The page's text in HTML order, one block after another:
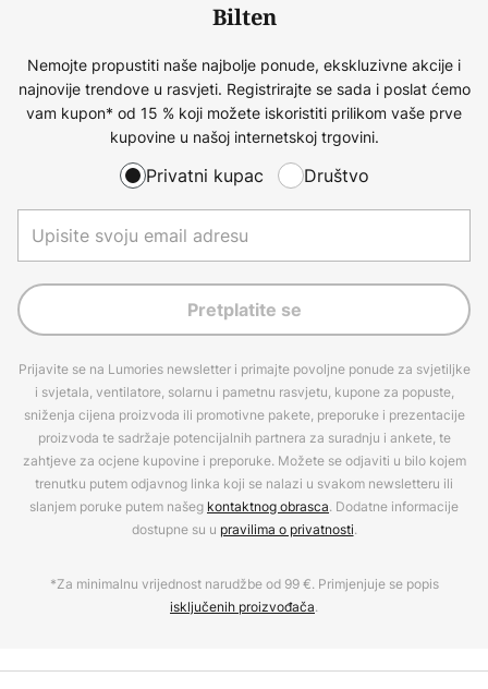
Bilten
Nemojte propustiti naše najbolje ponude, ekskluzivne akcije i
najnovije trendove u rasvjeti. Registrirajte se sada i poslat ćemo
vam kupon* od 15 % koji možete iskoristiti prilikom vaše prve
kupovine u našoj internetskoj trgovini.
Privatni kupac Društvo
Pretplatite se
Prijavite se na Lumories newsletter i primajte povoljne ponude za svjetiljke
i svjetala, ventilatore, solarnu i pametnu rasvjetu, kupone za popuste,
sniženja cijena proizvoda ili promotivne pakete, preporuke i prezentacije
proizvoda te sadržaje potencijalnih partnera za suradnju i ankete, te
zahtjeve za ocjene kupovine i preporuke. Možete se odjaviti u bilo kojem
trenutku putem odjavnog linka koji se nalazi u svakom newsletteru ili
slanjem poruke putem našeg kontaktnog obrasca. Dodatne informacije
dostupne su u pravilima o privatnosti.
*Za minimalnu vrijednost narudžbe od 99 €. Primjenjuje se popis
isključenih proizvođača.